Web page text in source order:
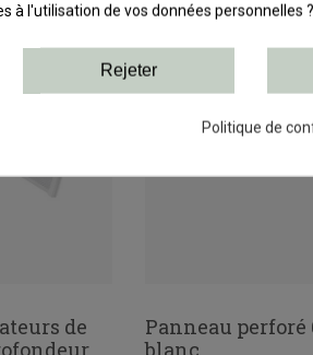
de
Panneau perforé
blanc
à l'utilisation de vos données personnelles ?
Rejeter
Politique de